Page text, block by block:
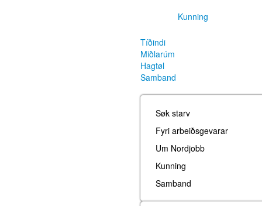
Kunning
Tíðindi
Miðlarúm
Hagtøl
Samband
Søk starv
Fyri arbeiðsgevarar
Um Nordjobb
Kunning
Samband